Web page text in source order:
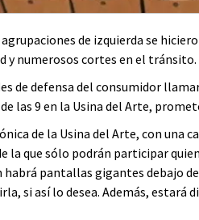
de izquierda se
y numerosos cortes en el tránsito.
de defensa del consumidor
las 9 en la Usina del Arte,
de la Usina del Arte, con una
la que sólo podrán participar
pantallas gigantes debajo
si así lo desea. Además,